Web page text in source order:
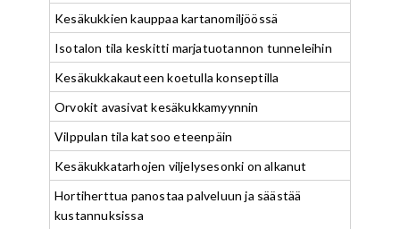
Kesäkukkien kauppaa kartanomiljöössä
Isotalon tila keskitti marjatuotannon tunneleihin
Kesäkukkakauteen koetulla konseptilla
Orvokit avasivat kesäkukkamyynnin
Vilppulan tila katsoo eteenpäin
Kesäkukkatarhojen viljelysesonki on alkanut
Hortiherttua panostaa palveluun ja säästää
kustannuksissa